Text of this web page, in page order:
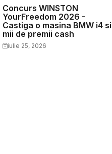
Concurs WINSTON
YourFreedom 2026 -
Castiga o masina BMW i4 si
mii de premii cash
iulie 25, 2026